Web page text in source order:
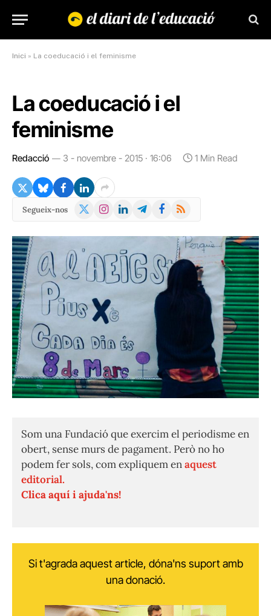
Inici » La coeducació i el feminisme
La coeducació i el
feminisme
Redacció 3 - novembre - 2015 · 16:06 1 Min Read
Segueix-nos
X
Instagram
LinkedInTelegramFacebook
RSS
Som una Fundació que exercim el periodisme en
obert, sense murs de pagament. Però no ho
podem fer sols, com expliquem enaquest
editorial.
Clica aquí i ajuda'ns!
Si t'agrada aquest article, dóna'ns suport amb
una donació.